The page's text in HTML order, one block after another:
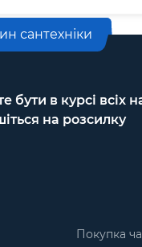
сантехніки
бути в курсі всіх
на розсилку
Покупка